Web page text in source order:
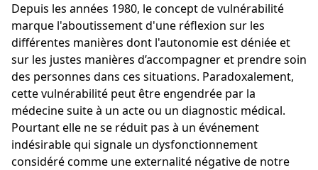
Depuis les années 1980, le concept de vulnérabilité
marque l'aboutissement d'une réflexion sur les
différentes manières dont l'autonomie est déniée et
sur les justes manières d’accompagner et prendre soin
des personnes dans ces situations. Paradoxalement,
cette vulnérabilité peut être engendrée par la
médecine suite à un acte ou un diagnostic médical.
Pourtant elle ne se réduit pas à un événement
indésirable qui signale un dysfonctionnement
considéré comme une externalité négative de notre